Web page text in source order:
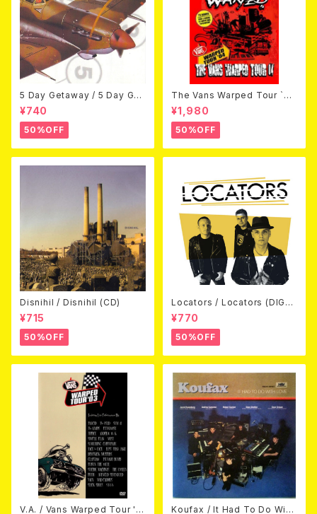
5 Day Getaway / 5 Day Get
away (CDEP)
¥740
50%OFF
The Vans Warped Tour `04
Beyond Warped (国内盤DV
D)
¥1,980
50%OFF
Disnihil / Disnihil (CD)
¥715
50%OFF
Locators / Locators (DIGPA
CK CD)
¥770
50%OFF
V.A. / Vans Warped Tour '0
Koufax / It Had To Do With